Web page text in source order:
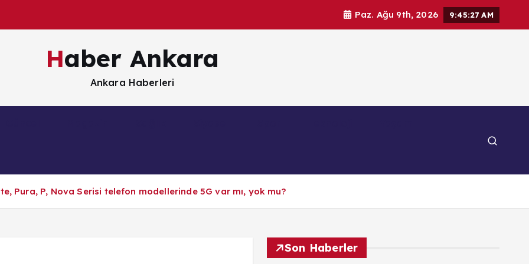
Paz. Ağu 9th, 2026 9:45:28 AM
Haber Ankara
Ankara Haberleri
Pura, P, Nova Serisi telefon modellerinde 5G var mı, yok mu?
Son Haberler